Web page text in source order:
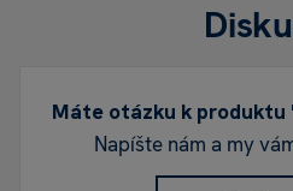
Máte otázku k produktu
Napíšte nám a my